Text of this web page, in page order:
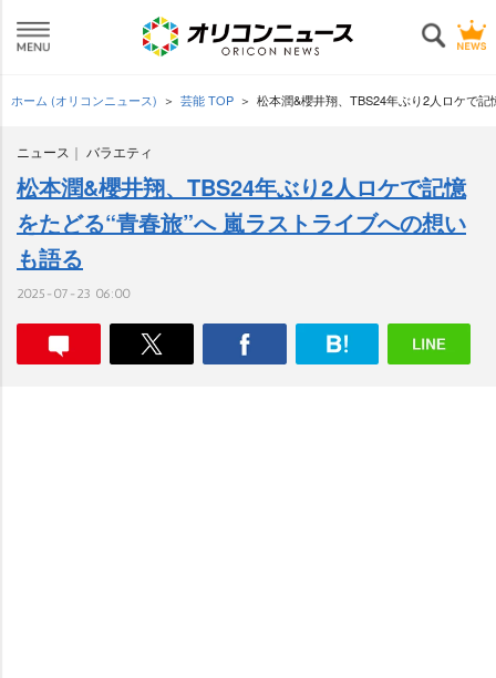
ホーム (オリコンニュース) 芸能 TOP 松本潤&櫻井翔、TBS24年ぶり2人ロケで
ニュース バラエティ
松本潤&櫻井翔、TBS24年ぶり2人ロケで記憶
をたどる“青春旅”へ 嵐ラストライブへの想い
も語る
2025-07-23 06:00